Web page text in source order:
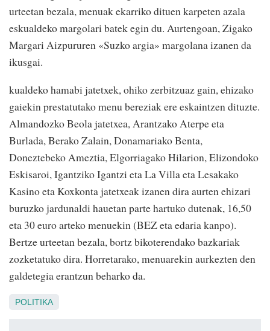
urteetan bezala, menuak ekarriko dituen karpeten azala
eskualdeko margolari batek egin du. Aurtengoan, Zigako
Margari Aizpururen «Suzko argia» margolana izanen da
ikusgai.
kualdeko hamabi jatetxek, ohiko zerbitzuaz gain, ehizako
gaiekin prestatutako menu bereziak ere eskaintzen dituzte.
Almandozko Beola jatetxea, Arantzako Aterpe eta
Burlada, Berako Zalain, Donamariako Benta,
Doneztebeko Ameztia, Elgorriagako Hilarion, Elizondoko
Eskisaroi, Igantziko Igantzi eta La Villa eta Lesakako
Kasino eta Koxkonta jatetxeak izanen dira aurten ehizari
buruzko jardunaldi hauetan parte hartuko dutenak, 16,50
eta 30 euro arteko menuekin (BEZ eta edaria kanpo).
Bertze urteetan bezala, bortz bikoterendako bazkariak
zozketatuko dira. Horretarako, menuarekin aurkezten den
galdetegia erantzun beharko da.
POLITIKA